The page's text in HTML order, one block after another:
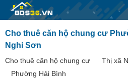
Cho thuê căn hộ chung cư
Nghi Sơn
Cho thuê căn hộ chung cư
Thị xã
Phường Hải Bình